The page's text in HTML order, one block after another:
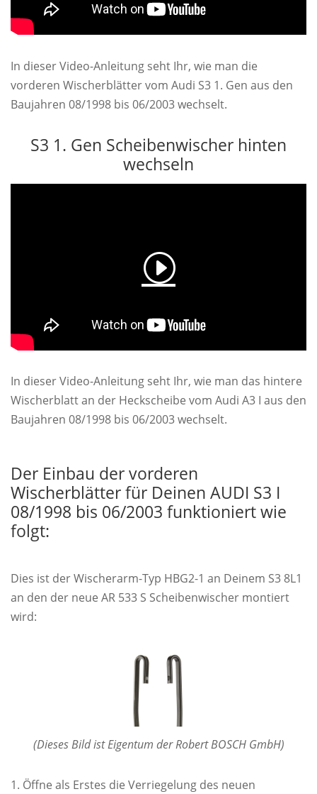
In dieser Video-Anleitung seht Ihr, wie man die
vorderen Wischerblätter vom Audi S3 1. Gen aus den
Baujahren 08/1998 bis 06/2003 wechselt.
S3 1. Gen Scheibenwischer hinten
wechseln
In dieser Video-Anleitung seht Ihr, wie man das hintere
Wischerblatt an der Heckscheibe vom Audi A3 I aus den
Baujahren 08/1998 bis 06/2003 wechselt.
Der Einbau der vorderen
Wischerblätter für Deinen AUDI S3 I
08/1998 bis 06/2003 funktioniert wie
folgt:
Dies ist der Wischerarm-Typ HBG2-1 an Deinem S3 8L1
an den der neue AR 533 S Scheibenwischer montiert
wird:
(Dieses Bild ist Eigentum der Robert BOSCH GmbH)
Öffne als Erstes die Verriegelung des neuen